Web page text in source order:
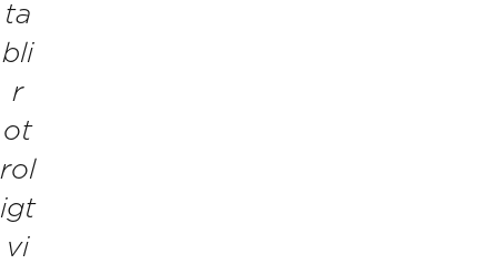
ta
bli
r
ot
rol
igt
vi